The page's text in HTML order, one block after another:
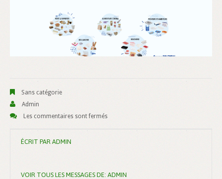
Sans catégorie
Admin
Les commentaires sont fermés
ÉCRIT PAR ADMIN
VOIR TOUS LES MESSAGES DE: ADMIN